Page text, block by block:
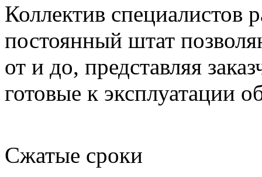
Коллектив специалистов
постоянный штат
от и до, представляя
готовые к эксплуатации
Сжатые сроки